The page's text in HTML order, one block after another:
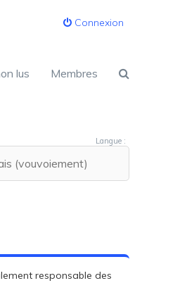
Connexion
lus Membres
Langue :
responsable des